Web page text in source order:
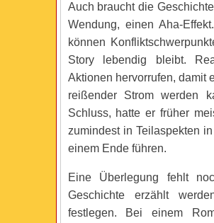
Auch braucht die
Wendung, einen Aha-
können
Story lebendig bleibt.
Aktionen hervorrufen, damit
reißender Strom werden
Schluss, hatte er früher
zumindest in Teilaspekten
einem Ende führen.
Eine Überlegung fehlt
Geschichte erzählt
festlegen. Bei einem